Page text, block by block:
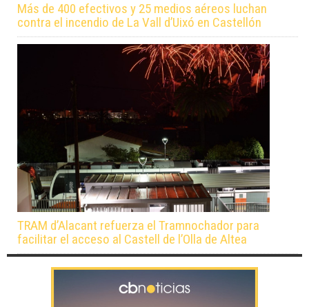
Más de 400 efectivos y 25 medios aéreos luchan
contra el incendio de La Vall d’Uixó en Castellón
TRAM d’Alacant refuerza el Tramnochador para
facilitar el acceso al Castell de l’Olla de Altea